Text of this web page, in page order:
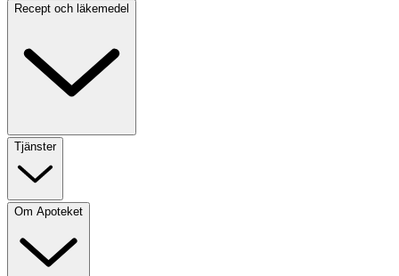
Recept och läkemedel
Tjänster
Om Apoteket